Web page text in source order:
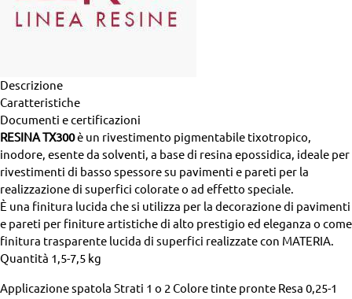
Descrizione
Caratteristiche
Documenti e certificazioni
RESINA TX300è un rivestimento pigmentabile tixotropico,
inodore, esente da solventi, a base di resina epossidica, ideale per
rivestimenti di basso spessore su pavimenti e pareti per la
realizzazione di superfici colorate o ad effetto speciale.
È una finitura lucida che si utilizza per la decorazione di pavimenti
e pareti per finiture artistiche di alto prestigio ed eleganza o come
finitura trasparente lucida di superfici realizzate con MATERIA.
Quantità 1,5-7,5 kg
Applicazionespatola Strati 1 o 2 Colore tinte pronte Resa 0,25-1